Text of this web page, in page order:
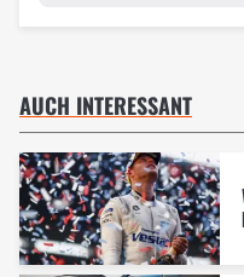
AUCH INTERESSANT